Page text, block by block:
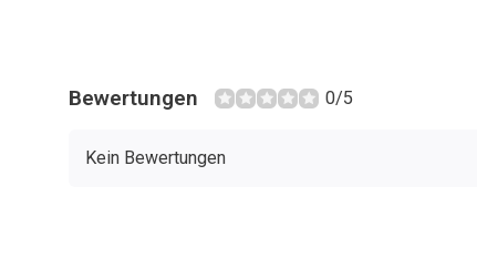
Bewertungen 0/5
Kein Bewertungen